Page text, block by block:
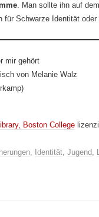
. Man sollte ihn auf dem
Schwarze Identität
mir gehört
von Melanie Walz
Boston College
, Identität, Jugend,